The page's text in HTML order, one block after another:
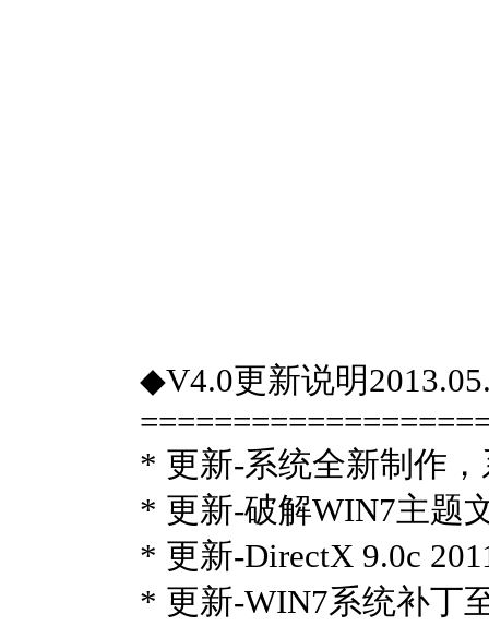
◆V4.0更新说明
* 更新-系统全新制作
* 更新-破解WIN7主题
* 更新-DirectX 9.0c
* 更新-WIN7系统补丁